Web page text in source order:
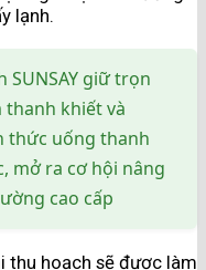
lạnh.
SUNSAY giữ trọn
khiết và
thức uống thanh
mở ra cơ hội nâng
cao cấp
thu hoạch sẽ được làm